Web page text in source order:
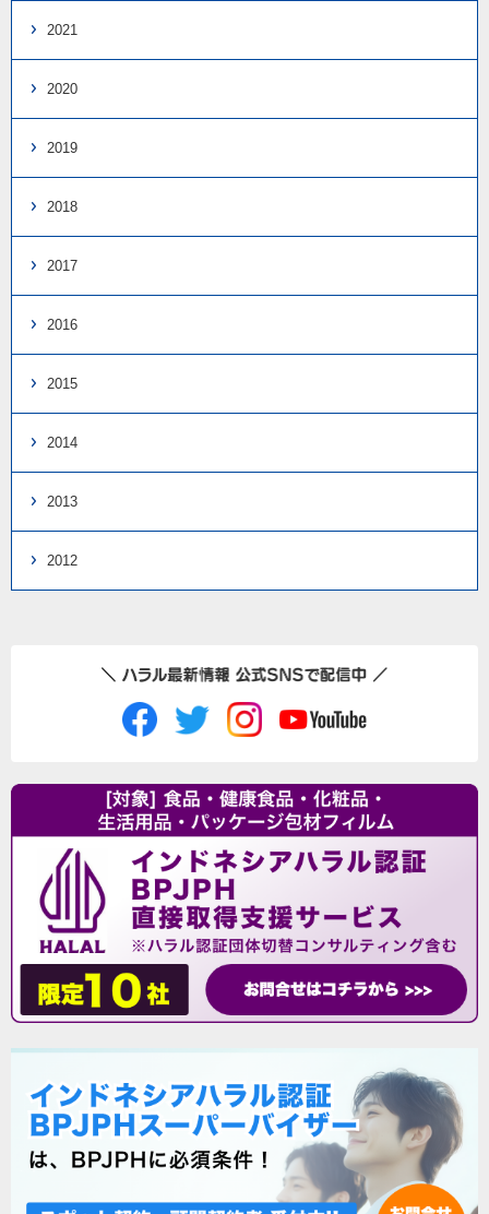
2021
2020
2019
2018
2017
2016
2015
2014
2013
2012